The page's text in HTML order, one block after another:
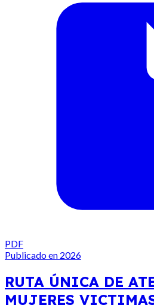
PDF
Publicado en 2026
RUTA ÚNICA DE
MUJERES